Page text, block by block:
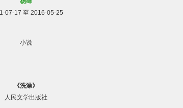
07-17 至 2016-05-25
小说
《洗澡》
人民文学出版社